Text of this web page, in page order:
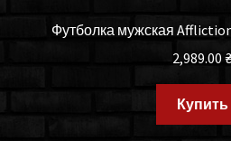
Футболка мужская Affliction
2,989.00
Купить